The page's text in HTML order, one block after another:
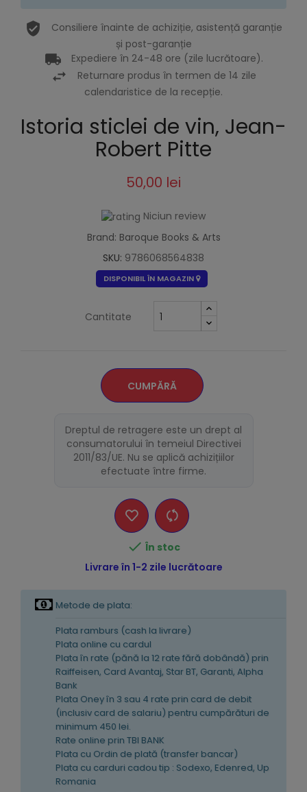
Consiliere înainte de achiziție, asistență garanție
și post-garanție
Expediere în 24-48 ore (zile lucrătoare).
Returnare produs în termen de 14 zile
calendaristice de la recepție.
Istoria sticlei de vin, Jean-
Robert Pitte
50,00 lei
Niciun review
Brand: Baroque Books & Arts
SKU: 9786068564838
DISPONIBIL ÎN MAGAZIN
Cantitate
CUMPĂRĂ
Dreptul de retragere este un drept al
consumatorului în temeiul Directivei
2011/83/UE. Nu se aplică achizițiilor
efectuate între firme.
 În stoc
Livrare în 1-2 zile lucrătoare
Metode de plata:
Plata ramburs (cash la livrare)
Plata online cu cardul
Plata în rate (pănă la 12 rate fără dobândă) prin
Raiffeisen, Card Avantaj, Star BT, Garanti, Alpha
Bank
Plata Oney în 3 sau 4 rate prin card de debit
(inclusiv card de salariu) pentru cumpărături de
minimum 450 lei.
Rate online prin TBI BANK
Plata cu Ordin de plată (transfer bancar)
Plata cu carduri cadou tip : Sodexo, Edenred, Up
Romania